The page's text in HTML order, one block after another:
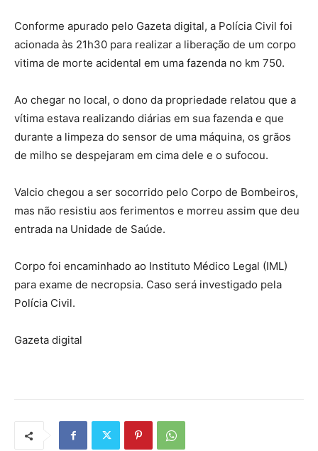
Conforme apurado pelo Gazeta digital, a Polícia Civil foi
acionada às 21h30 para realizar a liberação de um corpo
vitima de morte acidental em uma fazenda no km 750.
Ao chegar no local, o dono da propriedade relatou que a
vítima estava realizando diárias em sua fazenda e que
durante a limpeza do sensor de uma máquina, os grãos
de milho se despejaram em cima dele e o sufocou.
Valcio chegou a ser socorrido pelo Corpo de Bombeiros,
mas não resistiu aos ferimentos e morreu assim que deu
entrada na Unidade de Saúde.
Corpo foi encaminhado ao Instituto Médico Legal (IML)
para exame de necropsia. Caso será investigado pela
Polícia Civil.
Gazeta digital